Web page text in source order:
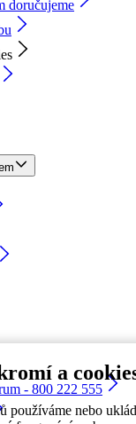
a
používáme nebo
doručujeme
- 800 222 555